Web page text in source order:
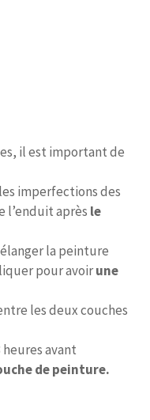
il est important de
imperfections des
l’enduit après le
la peinture
pour avoirune
les deux couches
avant
de peinture.